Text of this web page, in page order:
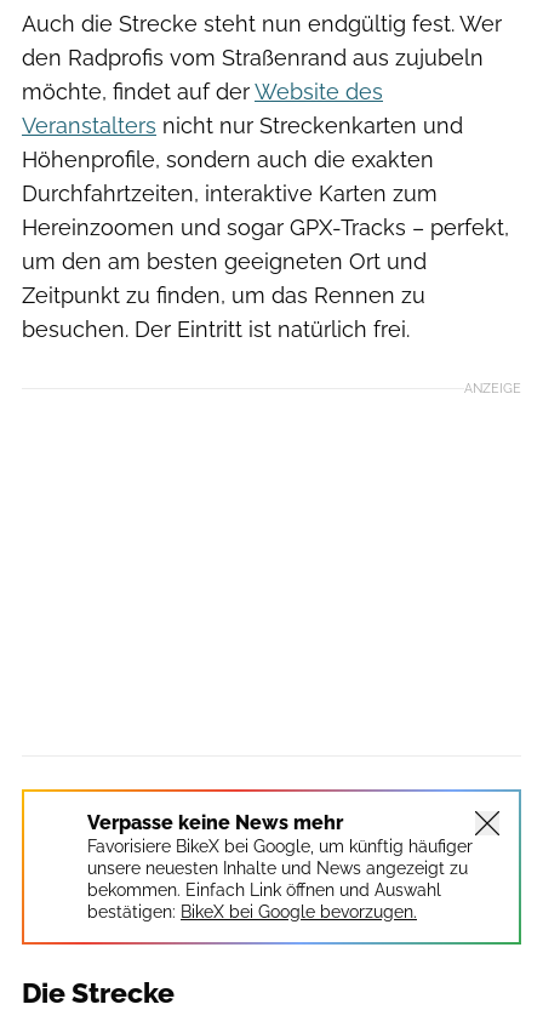
Auch die Strecke steht nun endgültig fest. Wer
den Radprofis vom Straßenrand aus zujubeln
möchte, findet auf derWebsite des
Veranstalters nicht nur Streckenkarten und
Höhenprofile, sondern auch die exakten
Durchfahrtzeiten, interaktive Karten zum
Hereinzoomen und sogar GPX-Tracks – perfekt,
um den am besten geeigneten Ort und
Zeitpunkt zu finden, um das Rennen zu
besuchen. Der Eintritt ist natürlich frei.
ANZEIGE
Verpasse keine News mehr
Favorisiere BikeX bei Google, um künftig häufiger
unsere neuesten Inhalte und News angezeigt zu
bekommen. Einfach Link öffnen und Auswahl
bestätigen: BikeX bei Google bevorzugen.
Die Strecke